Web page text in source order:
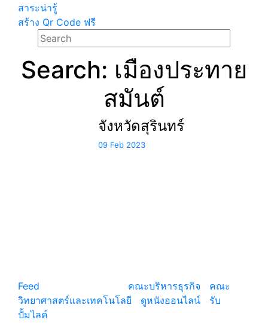
สาระน่ารู้
สร้าง Qr Code ฟรี
Search: เมืองประทาย
สมันต์
จังหวัดสุรินทร์
09 Feb 2023
Feed
คณะบริหารธุรกิจ
คณะ
วิทยาศาสตร์และเทคโนโลยี
ดูหนังออนไลน์
รับ
ปั้มไลค์